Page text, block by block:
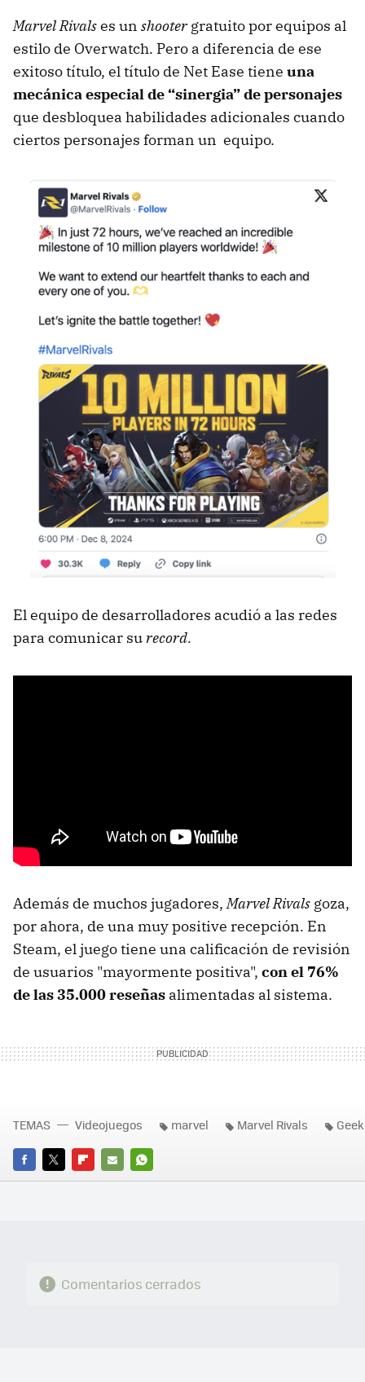
Marvel Rivalses un shootergratuito por equipos al
estilo de Overwatch. Pero a diferencia de ese
exitoso título, el título de Net Ease tiene una
mecánica especial de “sinergia” de personajes
que desbloquea habilidades adicionales cuando
ciertos personajes forman un equipo.
El equipo de desarrolladores acudió a las redes
para comunicar surecord.
Además de muchos jugadores,Marvel Rivals goza,
por ahora, de una muy positive recepción. En
Steam, el juego tiene una calificación de revisión
de usuarios "mayormente positiva", con el 76%
de las 35.000 reseñas alimentadas al sistema.
FACEBOOK
TWITTERFLIPBOARD
E-
WHATSAPP
TEMAS Videojuegos marvel Marvel Rivals Geek
Comentarios cerrados